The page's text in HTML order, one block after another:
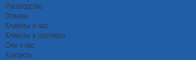
Руководство
Отзывы
Клиенты о нас
Клиенты и партнеры
Сми о нас
Контакты